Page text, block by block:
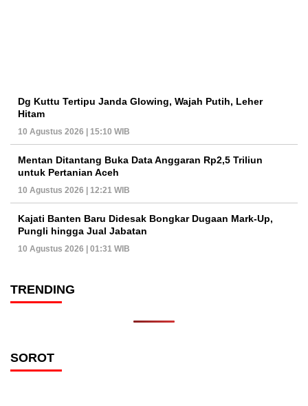
Dg Kuttu Tertipu Janda Glowing, Wajah Putih, Leher
Hitam
10 Agustus 2026 | 15:10 WIB
Mentan Ditantang Buka Data Anggaran Rp2,5 Triliun
untuk Pertanian Aceh
10 Agustus 2026 | 12:21 WIB
Kajati Banten Baru Didesak Bongkar Dugaan Mark-Up,
Pungli hingga Jual Jabatan
10 Agustus 2026 | 01:31 WIB
TRENDING
SOROT